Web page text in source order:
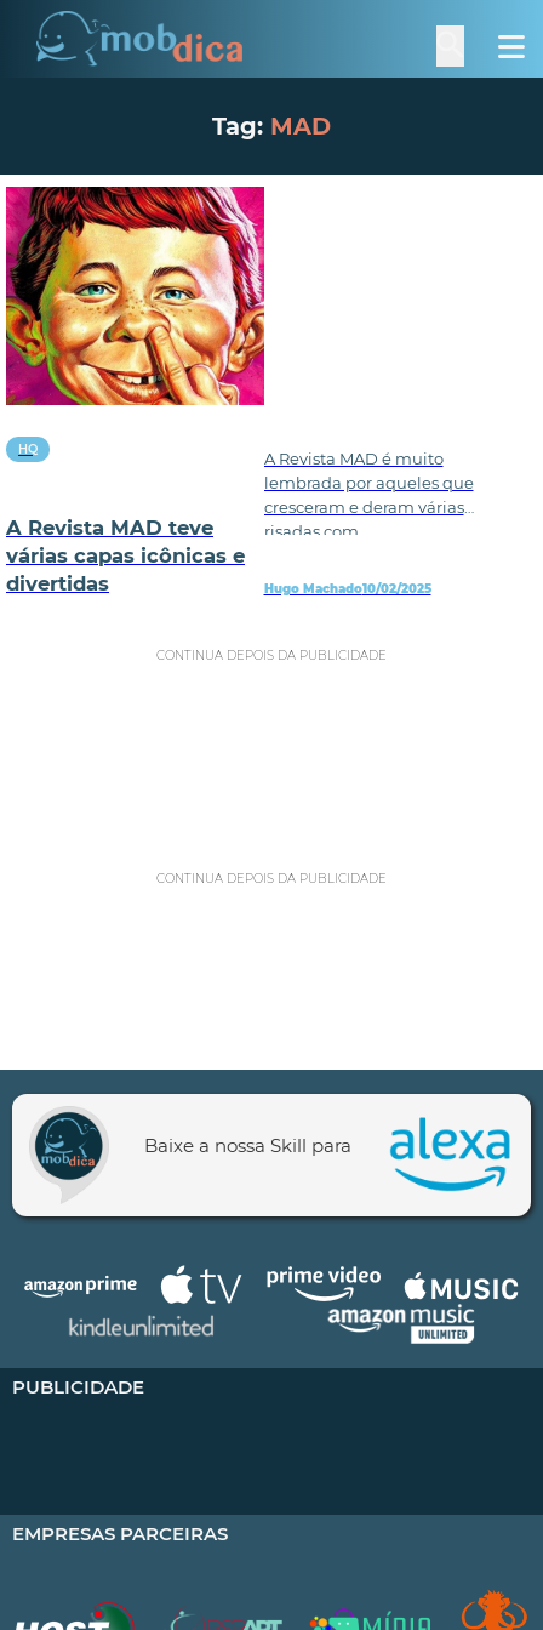
Tag: MAD
HQ
A Revista MAD teve
várias capas icônicas e
divertidas
A Revista MAD é muito
lembrada por aqueles que
cresceram e deram várias
risadas com
Hugo Machado10/02/2025
CONTINUA DEPOIS DA PUBLICIDADE
CONTINUA DEPOIS DA PUBLICIDADE
Baixe a nossa Skill para
PUBLICIDADE
EMPRESAS PARCEIRAS